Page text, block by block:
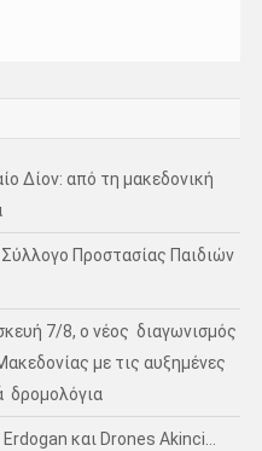
Δίον: από τη μακεδονική
Σύλλογο Προστασίας Παιδιών
7/8, ο νέος διαγωνισμός
με τις αυξημένες
δρομολόγια
και Drones Akinci…